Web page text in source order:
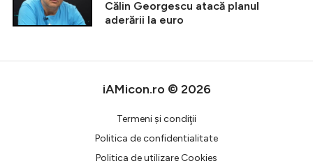
Călin Georgescu atacă planul
aderării la euro
iAMicon.ro © 2026
Termeni şi condiţii
Politica de confidentialitate
Politica de utilizare Cookies